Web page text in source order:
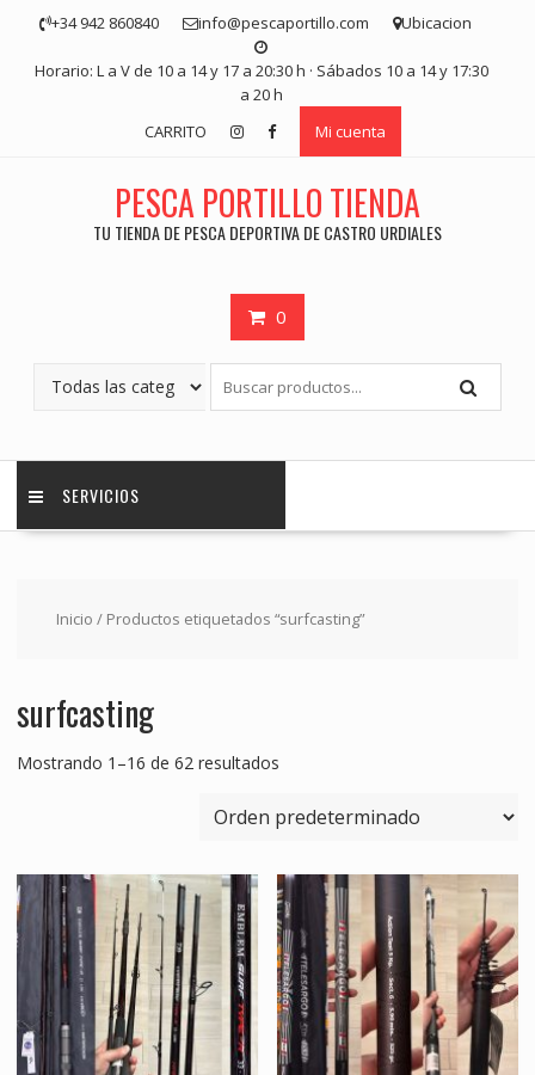
contenido
+34 942 860840 info@pescaportillo.com Ubicacion
Horario: L a V de 10 a 14 y 17 a 20:30 h · Sábados 10 a 14 y 17:30
a 20 h
CARRITO
Mi cuenta
PESCA PORTILLO TIENDA
TU TIENDA DE PESCA DEPORTIVA DE CASTRO URDIALES
0
SERVICIOS
Inicio / Productos etiquetados “surfcasting”
surfcasting
Mostrando 1–16 de 62 resultados